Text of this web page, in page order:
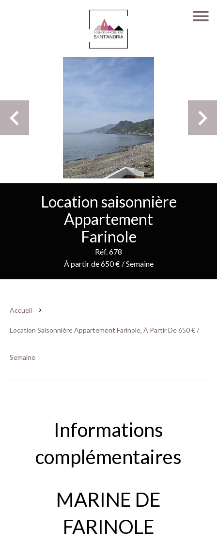
Location saisonnière
Appartement
Farinole
Réf. 678
À partir de 650 € / Semaine
Accueil
Location Saisonnière Appartement Farinole, À Partir De 650 € /
Semaine
Informations
complémentaires
MARINE DE
FARINOLE